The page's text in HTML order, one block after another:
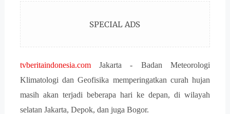
SPECIAL ADS
tvberitaindonesia.comJakarta - Badan Meteorologi
Klimatologi dan Geofisika memperingatkan curah hujan
masih akan terjadi beberapa hari ke depan, di wilayah
selatan Jakarta, Depok, dan juga Bogor.